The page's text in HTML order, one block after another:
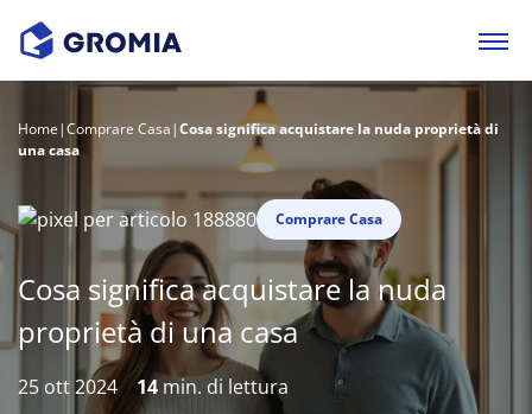
Home|Comprare Casa |Cosa significa acquistare la nuda proprietà di
una casa
Comprare Casa
Cosa significa acquistare la nuda
proprietà di una casa
25 ott 2024 14 min. di lettura